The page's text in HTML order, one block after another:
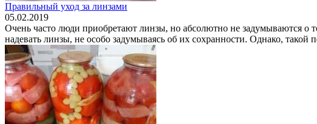
Правильный уход за линзами
05.02.2019
Очень часто люди приобретают линзы, но абсолютно не задумываются о
надевать линзы, не особо задумываясь об их сохранности. Однако, такой